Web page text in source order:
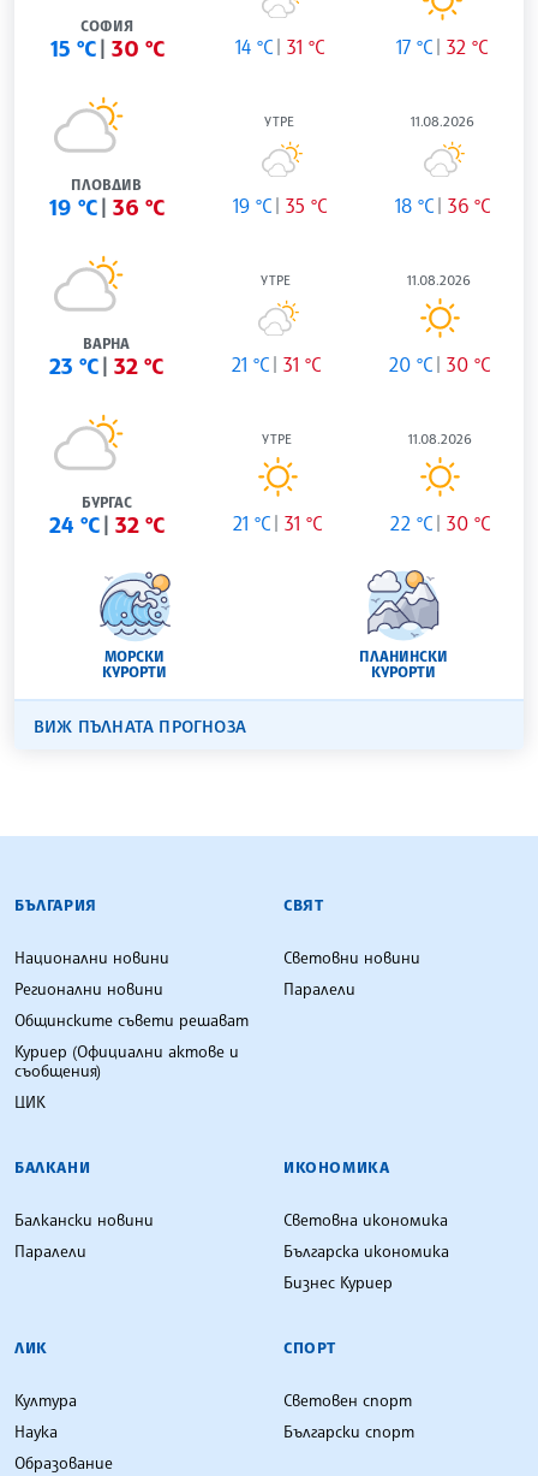
СОФИЯ
15 °C 30 °C 14 °C 31 °C 17 °C 32 °C
ПЛОВДИВ
19 °C 36 °C
УТРЕ
19 °C 35 °C
11.08.2026
18 °C 36 °C
ВАРНА
23 °C 32 °C
УТРЕ
21 °C 31 °C
11.08.2026
20 °C 30 °C
БУРГАС
24 °C 32 °C
УТРЕ
21 °C 31 °C
11.08.2026
22 °C 30 °C
МОРСКИ
КУРОРТИ
ПЛАНИНСКИ
КУРОРТИ
ВИЖ ПЪЛНАТА ПРОГНОЗА
БЪЛГАРСКА ТЕЛЕГРАФНА АГЕНЦИЯ
БЪЛГАРИЯ
Национални новини
Регионални новини
Общинските съвети решават
Куриер (Официални актове и
съобщения)
ЦИК
СВЯТ
Световни новини
Паралели
БАЛКАНИ
Балкански новини
Паралели
ИКОНОМИКА
Световна икономика
Българска икономика
Бизнес Куриер
ЛИК
Култура
Наука
Образование
СПОРТ
Световен спорт
Български спорт